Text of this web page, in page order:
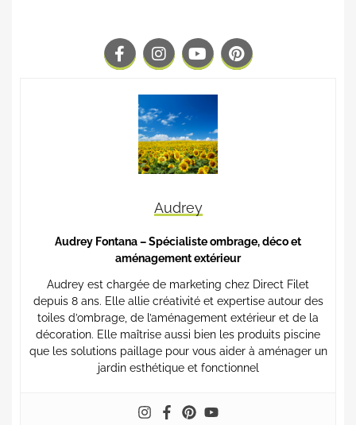
Audrey
Audrey Fontana – Spécialiste ombrage, déco et
aménagement extérieur
Audrey est chargée de marketing chez Direct Filet
depuis 8 ans. Elle allie créativité et expertise autour des
toiles d’ombrage, de l’aménagement extérieur et de la
décoration. Elle maîtrise aussi bien les produits piscine
que les solutions paillage pour vous aider à aménager un
jardin esthétique et fonctionnel